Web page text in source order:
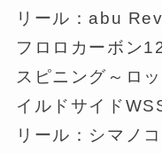
リール：abu
フロロカーボン
スピニング～ロ
イルドサイド
リール：シマノ